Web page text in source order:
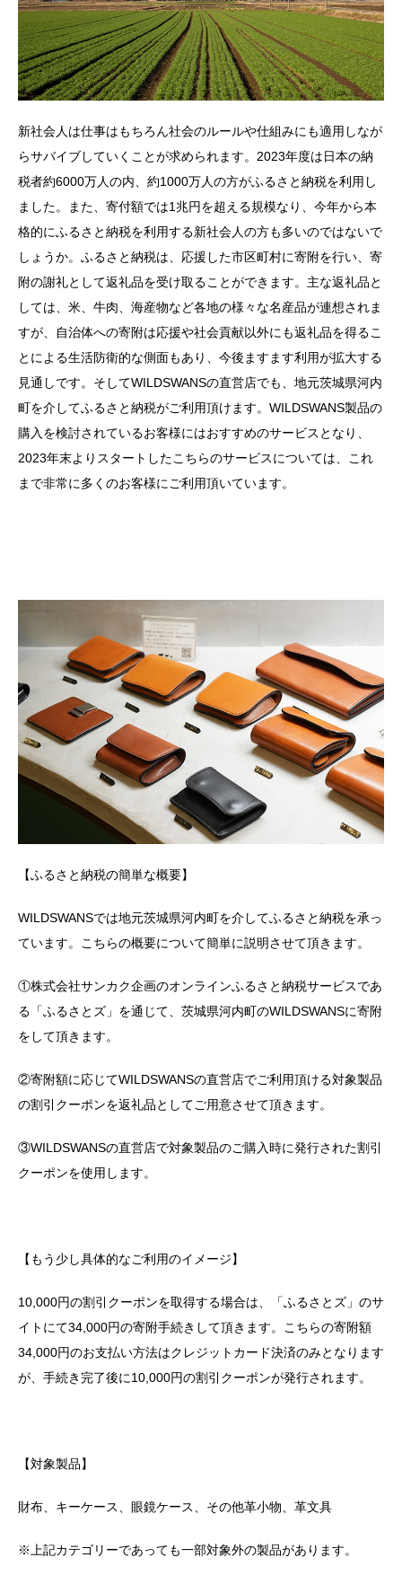
新社会人は仕事はもちろん社会のルールや仕組みにも適用しなが
らサバイブしていくことが求められます。 2023年度は日本の納
税者約6000万人の内、約1000万人の方がふるさと納税を利用し
ました。また、寄付額では1兆円を超える規模なり、今年から本
格的にふるさと納税を利用する新社会人の方も多いのではないで
しょうか。ふるさと納税は、応援した市区町村に寄附を行い、寄
附の謝礼として返礼品を受け取ることができます。主な返礼品と
しては、米、牛肉、海産物など各地の様々な名産品が連想されま
すが、自治体への寄附は応援や社会貢献以外にも返礼品を得るこ
とによる生活防衛的な側面もあり、今後ますます利用が拡大する
見通しです。 そしてWILDSWANSの直営店でも、地元茨城県河内
町を介してふるさと納税がご利用頂けます。 WILDSWANS製品の
購入を検討されているお客様にはおすすめのサービスとなり、
2023年末よりスタートしたこちらのサービスについては、これ
まで非常に多くのお客様にご利用頂いています。
【ふるさと納税の簡単な概要】
WILDSWANSでは地元茨城県河内町を介してふるさと納税を承っ
ています。こちらの概要について簡単に説明させて頂きます。
①株式会社サンカク企画のオンラインふるさと納税サービスであ
る「ふるさとズ」を通じて、茨城県河内町のWILDSWANSに寄附
をして頂きます。
②寄附額に応じてWILDSWANSの直営店でご利用頂ける対象製品
の割引クーポンを返礼品としてご用意させて頂きます。
③WILDSWANSの直営店で対象製品のご購入時に発行された割引
クーポンを使用します。
【もう少し具体的なご利用のイメージ】
10,000円の割引クーポンを取得する場合は、「ふるさとズ」のサ
イトにて34,000円の寄附手続きして頂きます。こちらの寄附額
34,000円のお支払い方法はクレジットカード決済のみとなります
が、手続き完了後に10,000円の割引クーポンが発行されます。
【対象製品】
財布、キーケース、眼鏡ケース、その他革小物、革文具
※上記カテゴリーであっても一部対象外の製品があります。